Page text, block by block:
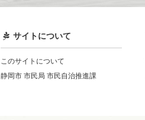
サイトについて
このサイトについて
静岡市 市民局 市民自治推進課